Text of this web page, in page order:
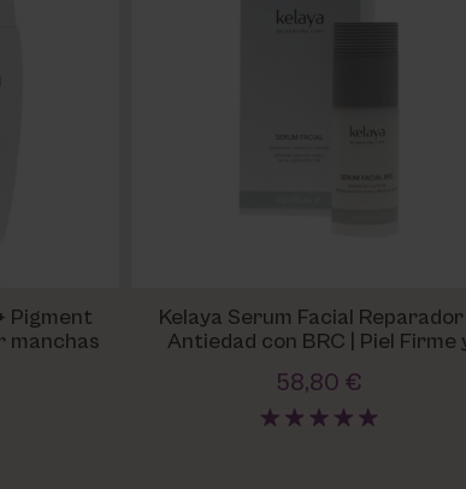
Pigment
manchas
Kelaya Serum Facial
Antiedad con BRC | Piel Firme y
58,80 €